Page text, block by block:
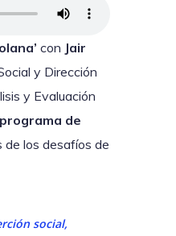
con Jair
y Dirección
y Evaluación
de
de los desafíos de
social,